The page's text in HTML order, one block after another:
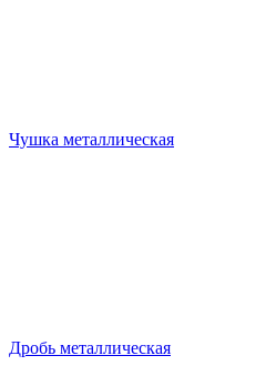
Чушка металлическая
Дробь металлическая